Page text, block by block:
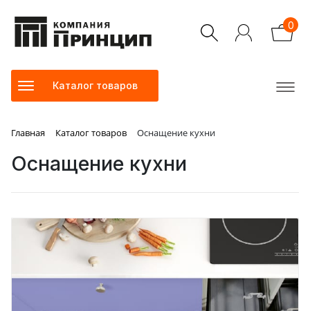
0
Каталог товаров
Главная Каталог товаров Оснащение кухни
Оснащение кухни